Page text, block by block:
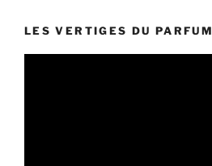
LES VERTIGES DU PARFUM